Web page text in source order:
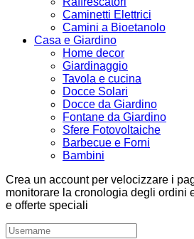
Caminetti Elettrici
Camini a Bioetanolo
Casa e Giardino
Home decor
Giardinaggio
Tavola e cucina
Docce Solari
Docce da Giardino
Fontane da Giardino
Sfere Fotovoltaiche
Barbecue e Forni
Bambini
Crea un account per velocizzare i
monitorare la cronologia degli ordini
e offerte speciali